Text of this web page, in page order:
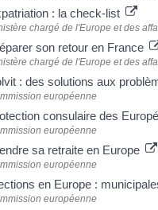
: la check-list
chargé de l'Europe et des
son retour en France
chargé de l'Europe et des
: des solutions aux
européenne
consulaire des
européenne
sa retraite en Europe
européenne
en Europe :
européenne